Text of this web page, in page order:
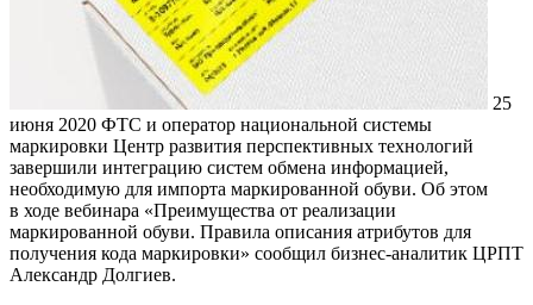
25
июня 2020 ФТС и оператор национальной системы
маркировки Центр развития перспективных технологий
завершили интеграцию систем обмена информацией,
необходимую для импорта маркированной обуви. Об этом
в ходе вебинара «Преимущества от реализации
маркированной обуви. Правила описания атрибутов для
получения кода маркировки» сообщил бизнес-аналитик ЦРПТ
Александр Долгиев.